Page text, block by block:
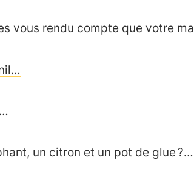
vous rendu compte que votre
un citron et un pot de glue ?…